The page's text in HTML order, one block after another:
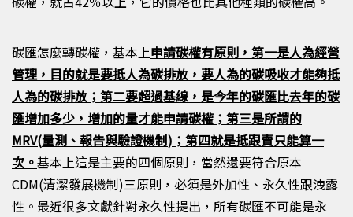
碳匯怎麼轉碳權 ， 基本上申請碳權有原則 ， 第一是人為經營
管理 ， 目的就是要抵人為碳排放 ， 要人為的碳吸收才能夠抵
人為的碳排放 ； 第二要超過基線 ， 是今年的碳匯比去年的碳
匯增加多少 ， 增加的量才能申請碳權 ； 第三是所謂的
MRV(量測、報告與驗證機制) ； 第四就是抵跟賣只能算一
次。基本上這是主要的四個原則，當然還要符合原本
CDM(清潔發展機制)三原則，必須是外加性、永久性跟洩露
性。最近很多文獻針對永久性提出，所有碳匯不可能是永